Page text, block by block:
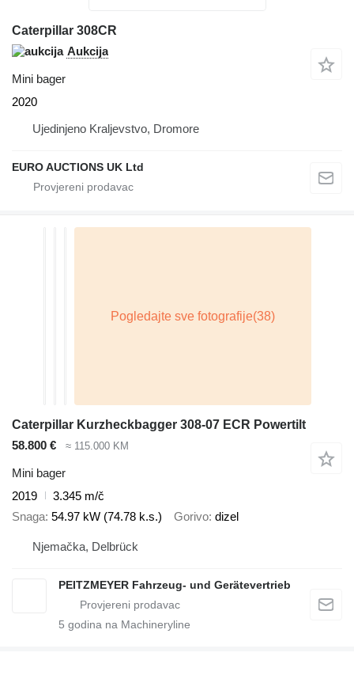
Caterpillar 308CR
Aukcija
Mini bager
2020
Ujedinjeno Kraljevstvo, Dromore
EURO AUCTIONS UK Ltd
Caterpillar Kurzheckbagger 308-07 ECR Powertilt
58.800 €
≈ 115.000 KM
Mini bager
2019
3.345 m/č
Snaga 54.97 kW (74.78 k.s.) Gorivo dizel
Njemačka, Delbrück
PEITZMEYER Fahrzeug- und Gerätevertrieb
5 godina na Machineryline